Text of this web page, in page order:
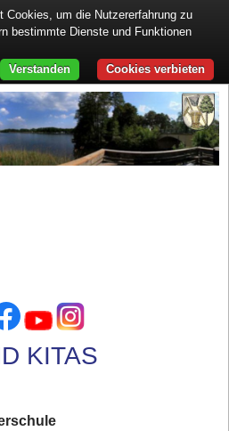
KITAS
Cookies, um die Nutzererfahrung zu
bestimmte Dienste und Funktionen
Cookies verbieten
Verstanden